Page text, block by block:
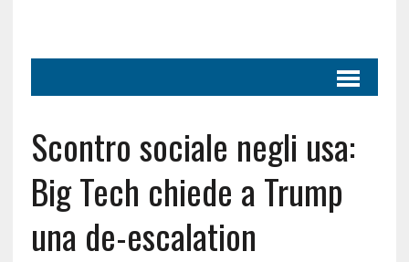
Scontro sociale negli usa:
Big Tech chiede a Trump
una de-escalation